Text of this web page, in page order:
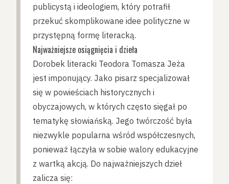
publicystą i ideologiem, który potrafił
przekuć skomplikowane idee polityczne w
przystępną formę literacką.
Najważniejsze osiągnięcia i dzieła
Dorobek literacki Teodora Tomasza Jeża
jest imponujący. Jako pisarz specjalizował
się w powieściach historycznych i
obyczajowych, w których często sięgał po
tematykę słowiańską. Jego twórczość była
niezwykle popularna wśród współczesnych,
ponieważ łączyła w sobie walory edukacyjne
z wartką akcją. Do najważniejszych dzieł
zalicza się: